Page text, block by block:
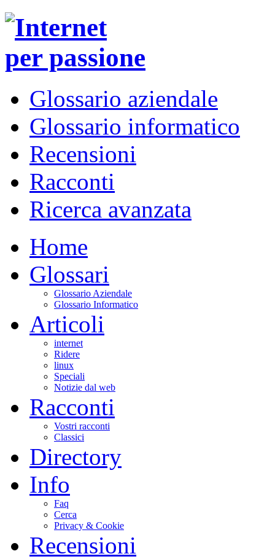
Glossario aziendale
Glossario informatico
Recensioni
Racconti
Ricerca avanzata
Home
Glossari
Glossario Aziendale
Glossario Informatico
Articoli
internet
Ridere
linux
Speciali
Notizie dal web
Racconti
Vostri racconti
Classici
Directory
Info
Faq
Cerca
Privacy & Cookie
Recensioni